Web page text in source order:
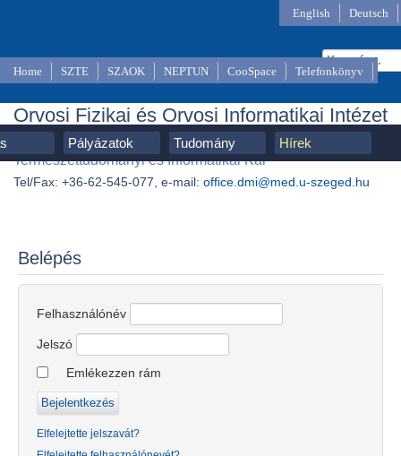
Home SZTE SZAOK NEPTUN CooSpace Telefonkönyv
Orvosi Fizikai és Orvosi Informatikai Intézet
SZTE, Szent-Györgyi Albert Orvostudományi Kar,
Természettudományi és Informatikai Kar
Tel/Fax: +36-62-545-077, e-mail: office.dmi@med.u-szeged.hu
English Deutsch
Pályázatok Tudomány Hírek
Belépés
Felhasználónév
Jelszó
Emlékezzen rám
Elfelejtette jelszavát?